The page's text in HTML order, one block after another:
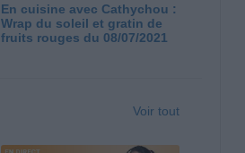
En cuisine avec Cathychou :
Wrap du soleil et gratin de
fruits rouges du 08/07/2021
Voir tout